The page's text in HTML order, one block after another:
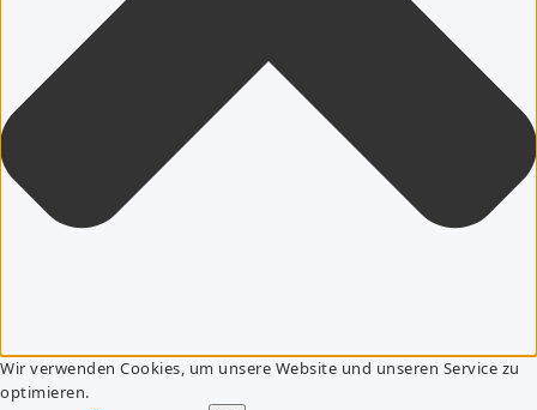
Wir verwenden Cookies, um unsere Website und unseren Service zu
optimieren.